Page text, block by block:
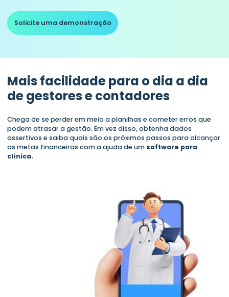
Solicite uma demonstração
Mais facilidade para o dia a dia
de gestores e contadores
Chega de se perder em meio a planilhas e cometer erros que
podem atrasar a gestão. Em vez disso, obtenha dados
assertivos e saiba quais são os próximos passos para alcançar
as metas financeiras com a ajuda de um software para
clínica.